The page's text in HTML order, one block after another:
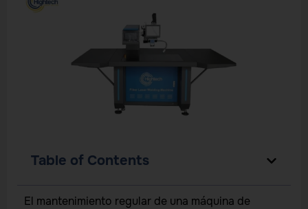
Table of Contents
El mantenimiento regular de una máquina de